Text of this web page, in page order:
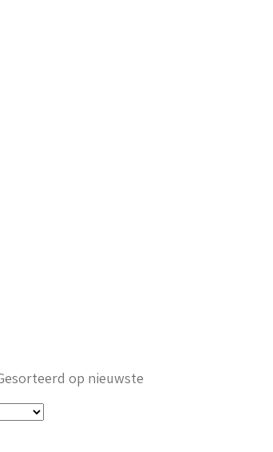
op nieuwste